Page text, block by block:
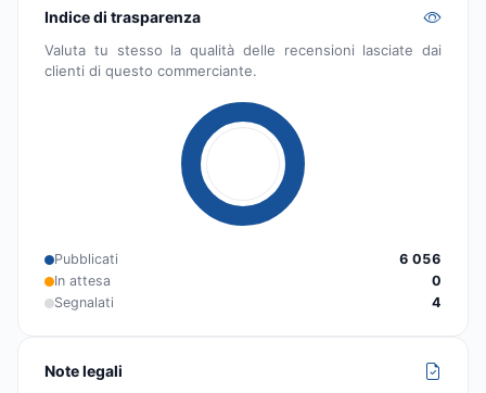
Indice di trasparenza
Valuta tu stesso la qualità delle recensioni lasciate dai
clienti di questo commerciante.
Pubblicati
6 056
In attesa
0
Segnalati
4
Note legali